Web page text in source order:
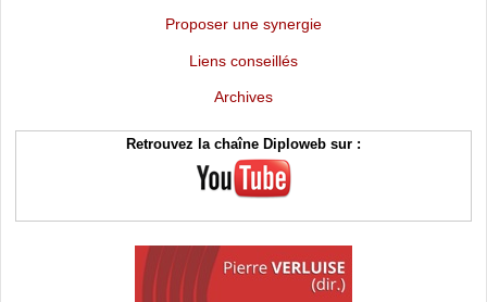
Proposer une synergie
Liens conseillés
Archives
Retrouvez la chaîne Diploweb sur :